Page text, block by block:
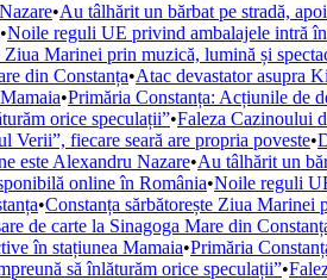
•Au tâlhărit un bărbat pe stradă,
•Noile reguli UE privind ambalajele intră
Ziua Marinei prin muzică, lumină și
din Constanța•Atac devastator asupra
•Primăria Constanța: Acțiunile de
orice speculații”•Faleza Cazinoului
Verii”, fiecare seară are propria poveste•
este Alexandru Nazare•Au tâlhărit un
online în România•Noile reguli
•Constanța sărbătorește Ziua Marinei
de carte la Sinagoga Mare din
în stațiunea Mamaia•Primăria
să înlăturăm orice speculații”•